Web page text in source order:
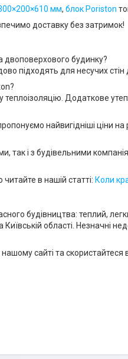
мм, блок Poriston
доставку без затримок!
двоповерхового будинку?
підходять для несучих
теплоізоляцію. Додаткове
найвигідніші ціни на
і з будівельними
в нашій статті: Коли
будівництва: теплий,
області. Незначні
сайті та